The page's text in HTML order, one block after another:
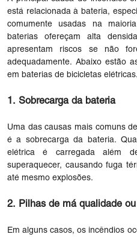
está relacionada à bateria,
comumente usadas na
baterias ofereçam alta
apresentam riscos se não
adequadamente. Abaixo estão
em baterias de bicicletas elétricas.
1. Sobrecarga da bateria
Uma das causas mais comuns
é a sobrecarga da bateria.
elétrica é carregada além
superaquecer, causando fuga
até mesmo explosões.
2. Pilhas de má qualidade
Em alguns casos, os incêndios